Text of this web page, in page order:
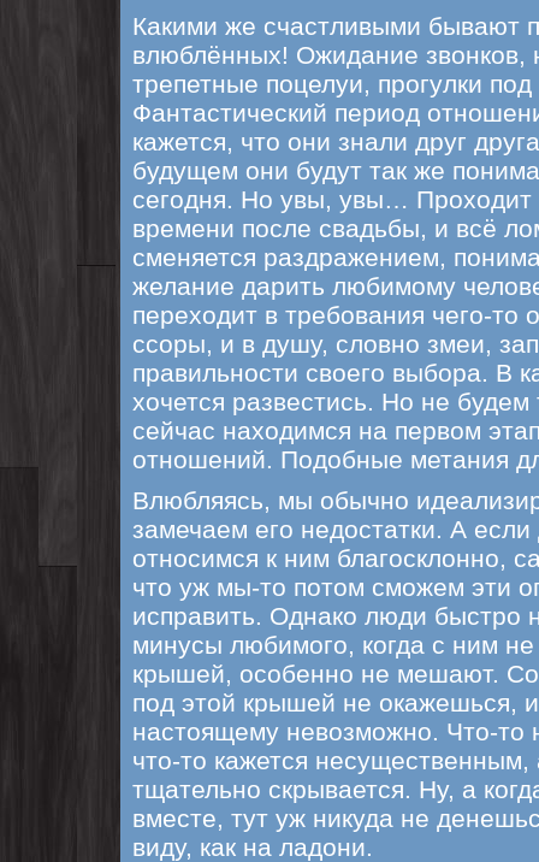
Какими же счастливыми бывают
влюблённых! Ожидание звонков,
трепетные поцелуи, прогулки
Фантастический период
кажется, что они знали друг
будущем они будут так же
сегодня. Но увы, увы… Проходит
времени после свадьбы, и всё
сменяется раздражением,
желание дарить любимому
переходит в требования чего-то
ссоры, и в душу, словно змеи,
правильности своего выбора. В
хочется развестись. Но не
сейчас находимся на первом
отношений. Подобные метания
Влюбляясь, мы обычно
замечаем его недостатки. А
относимся к ним благосклонно,
что уж мы-то потом сможем эти
исправить. Однако люди быстро
минусы любимого, когда с ним
крышей, особенно не мешают.
под этой крышей не окажешься,
настоящему невозможно. Что-то
что-то кажется
тщательно скрывается. Ну, а
вместе, тут уж никуда не
виду, как на ладони.